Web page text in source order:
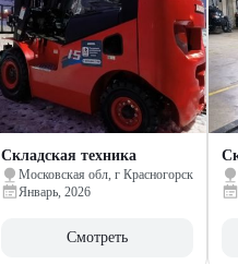
Складская техника
Московская обл, г Красногорск
Январь, 2026
Смотреть